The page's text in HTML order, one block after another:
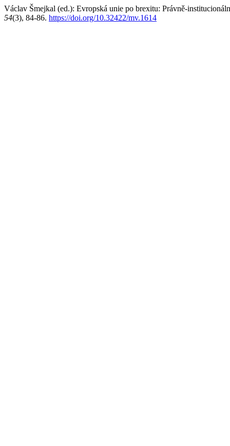
Václav Šmejkal (ed.): Evropská unie po brexitu: Právně-
54(3), 84-86. https://doi.org/10.32422/mv.1614